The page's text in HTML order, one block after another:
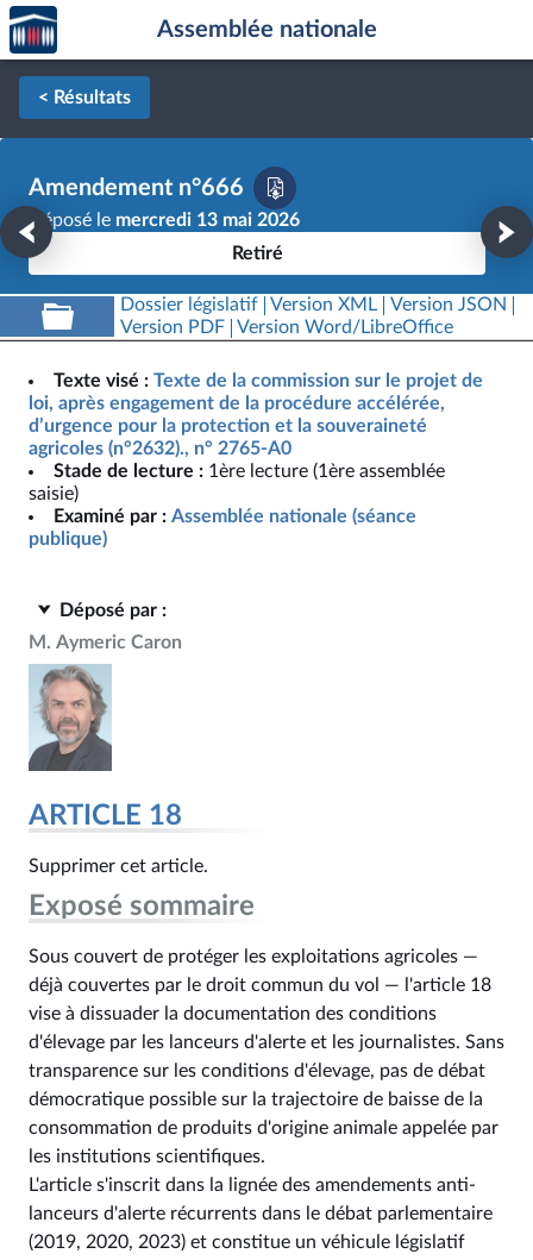
Aller au contenu
Aller en bas de la page
Accèder
à la
page
d'accueil
Assemblée nationale
< Résultats
Amendement n°666
Déposé le mercredi 13 mai 2026
Retiré
Dossier législatif Version XML
Version JSON
Version PDF
Version Word/LibreOffice
Texte visé : Texte de la commission sur le projet de
loi, après engagement de la procédure accélérée,
d’urgence pour la protection et la souveraineté
agricoles (n°2632)., n° 2765-A0
Stade de lecture : 1ère lecture (1ère assemblée
saisie)
Examiné par : Assemblée nationale (séance
publique)
Déposé par :
M. Aymeric Caron
ARTICLE 18
Supprimer cet article.
Exposé sommaire
Sous couvert de protéger les exploitations agricoles —
déjà couvertes par le droit commun du vol — l'article 18
vise à dissuader la documentation des conditions
d'élevage par les lanceurs d'alerte et les journalistes. Sans
transparence sur les conditions d'élevage, pas de débat
démocratique possible sur la trajectoire de baisse de la
consommation de produits d'origine animale appelée par
les institutions scientifiques.
L'article s'inscrit dans la lignée des amendements anti-
lanceurs d'alerte récurrents dans le débat parlementaire
(2019, 2020, 2023) et constitue un véhicule législatif